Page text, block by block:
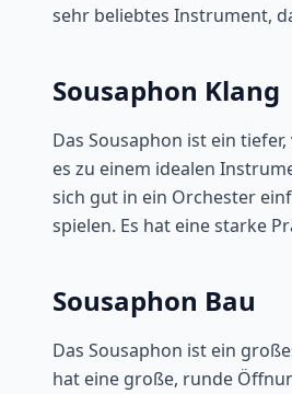
sehr beliebtes Instrument,
Sousaphon Klang
Das Sousaphon ist ein
es zu einem idealen
sich gut in ein Orchester
spielen. Es hat eine starke
Sousaphon Bau
Das Sousaphon ist ein
hat eine große, runde